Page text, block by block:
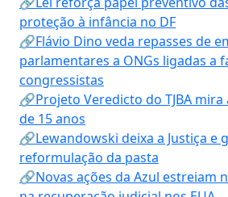
proteção à infância no DF
🔗Flávio Dino veda repasses de
parlamentares a ONGs ligadas a
congressistas
🔗Projeto Veredicto do TJBA mira
de 15 anos
🔗Lewandowski deixa a Justiça e
reformulação da pasta
🔗Novas ações da Azul estreiam